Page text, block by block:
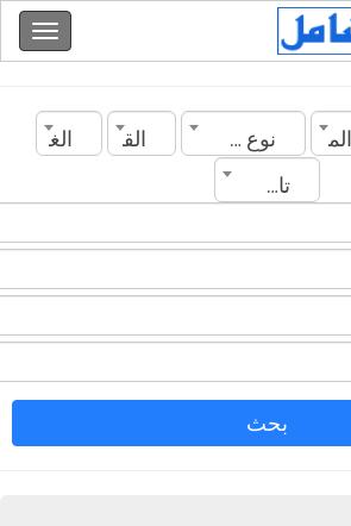
المدينة نوع العقار القسم
الغرف
تاريخ الانشاء
بحث